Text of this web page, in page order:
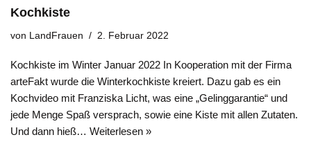
Kochkiste
von LandFrauen 2. Februar 2022
Kochkiste im Winter Januar 2022 In Kooperation mit der Firma
arteFakt wurde die Winterkochkiste kreiert. Dazu gab es ein
Kochvideo mit Franziska Licht, was eine „Gelinggarantie“ und
jede Menge Spaß versprach, sowie eine Kiste mit allen Zutaten.
Und dann hieß… Weiterlesen »